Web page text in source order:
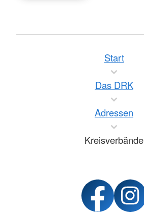
Start
Das DRK
Adressen
Kreisverbände